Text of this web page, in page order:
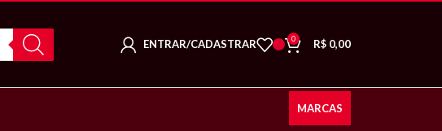
ENTRAR/CADASTRAR 0 R$ 0,00
MARCAS